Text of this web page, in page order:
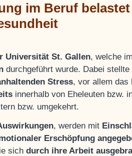
im Beruf
Universität St. Gallen, welche im
durchgeführt wurde. Dabei
Stress, vor allem das
innerhalb von Eheleuten bzw.
bzw. umgekehrt.
, werden mit
Erschöpfung
sich durch ihre Arbeit